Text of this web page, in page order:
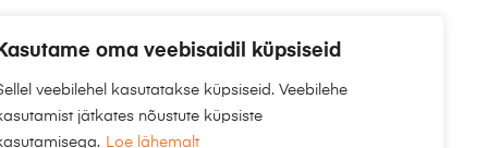
oma veebisaidil küpsiseid
veebilehel kasutatakse küpsiseid. Veebilehe
jätkates nõustute küpsiste
Loe lähemalt